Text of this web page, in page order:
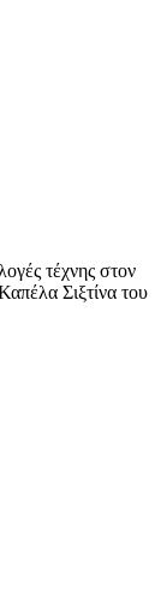
τέχνης στον
Σιξτίνα του